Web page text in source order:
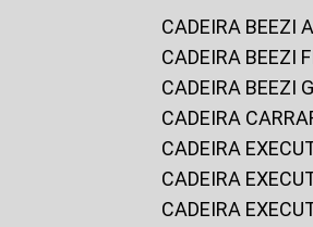
CADEIRA
CADEIRA BEEZI
CADEIRA BEEZI
CADEIRA
CADEIRA
CADEIRA
CADEIRA